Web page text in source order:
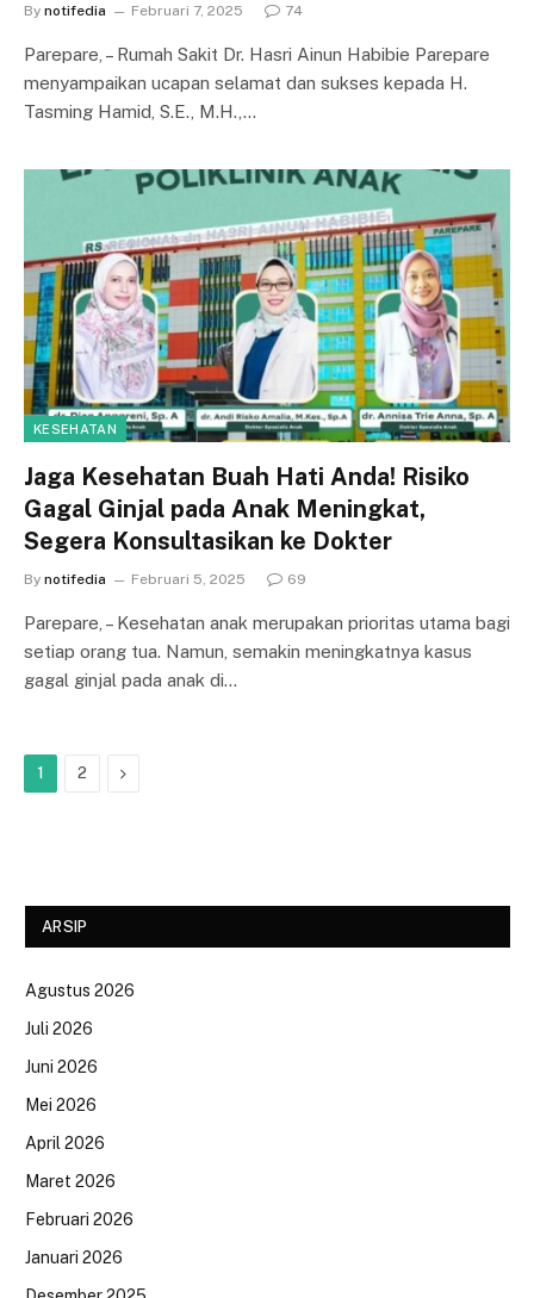
By notifedia Februari 7, 2025 74
Parepare, – Rumah Sakit Dr. Hasri Ainun Habibie Parepare
menyampaikan ucapan selamat dan sukses kepada H.
Tasming Hamid, S.E., M.H.,…
KESEHATAN
Jaga Kesehatan Buah Hati Anda! Risiko
Gagal Ginjal pada Anak Meningkat,
Segera Konsultasikan ke Dokter
By notifedia Februari 5, 2025 69
Parepare, – Kesehatan anak merupakan prioritas utama bagi
setiap orang tua. Namun, semakin meningkatnya kasus
gagal ginjal pada anak di…
1 2 Next
ARSIP
Agustus 2026
Juli 2026
Juni 2026
Mei 2026
April 2026
Maret 2026
Februari 2026
Januari 2026